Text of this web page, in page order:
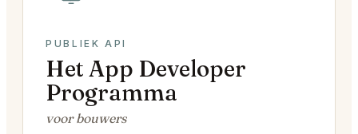
PUBLIEK API
Het App Developer
Programma
voor bouwers